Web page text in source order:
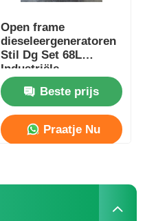
Open frame
dieseleergeneratoren
Stil Dg Set 68L
Industriële
dieseleergenerator
Stil typeBeste prijs
Praatje Nu